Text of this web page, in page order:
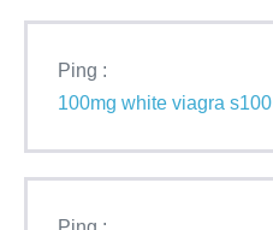
Ping :
100mg white viagra s100